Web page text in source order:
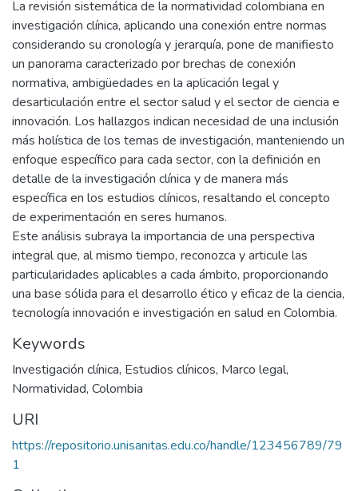
La revisión sistemática de la normatividad colombiana en
investigación clínica, aplicando una conexión entre normas
considerando su cronología y jerarquía, pone de manifiesto
un panorama caracterizado por brechas de conexión
normativa, ambigüedades en la aplicación legal y
desarticulación entre el sector salud y el sector de ciencia e
innovación. Los hallazgos indican necesidad de una inclusión
más holística de los temas de investigación, manteniendo un
enfoque específico para cada sector, con la definición en
detalle de la investigación clínica y de manera más
específica en los estudios clínicos, resaltando el concepto
de experimentación en seres humanos.
Este análisis subraya la importancia de una perspectiva
integral que, al mismo tiempo, reconozca y articule las
particularidades aplicables a cada ámbito, proporcionando
una base sólida para el desarrollo ético y eficaz de la ciencia,
tecnología innovación e investigación en salud en Colombia.
Keywords
Investigación clínica, Estudios clínicos, Marco legal,
Normatividad, Colombia
URI
https://repositorio.unisanitas.edu.co/handle/123456789/79
1